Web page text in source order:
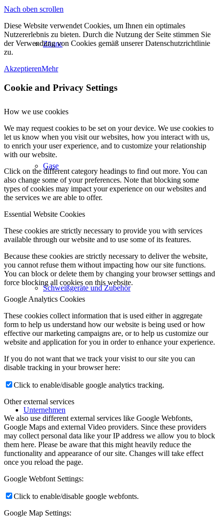
Zäune
Gase
Schweißgeräte und Zubehör
Unternehmen
Nach oben scrollen
Diese Website verwendet Cookies, um Ihnen ein optimales
Nutzererlebnis zu bieten. Durch die Nutzung der Seite stimmen Sie
der Verwendung von Cookies gemäß unserer Datenschutzrichtlinie
zu.
AkzeptierenMehr
Cookie and Privacy Settings
How we use cookies
We may request cookies to be set on your device. We use cookies to
let us know when you visit our websites, how you interact with us,
to enrich your user experience, and to customize your relationship
with our website.
Click on the different category headings to find out more. You can
also change some of your preferences. Note that blocking some
types of cookies may impact your experience on our websites and
the services we are able to offer.
Essential Website Cookies
These cookies are strictly necessary to provide you with services
available through our website and to use some of its features.
Because these cookies are strictly necessary to deliver the website,
you cannot refuse them without impacting how our site functions.
You can block or delete them by changing your browser settings and
force blocking all cookies on this website.
Google Analytics Cookies
These cookies collect information that is used either in aggregate
form to help us understand how our website is being used or how
effective our marketing campaigns are, or to help us customize our
website and application for you in order to enhance your experience.
If you do not want that we track your visist to our site you can
disable tracking in your browser here:
Click to enable/disable google analytics tracking.
Other external services
We also use different external services like Google Webfonts,
Google Maps and external Video providers. Since these providers
may collect personal data like your IP address we allow you to block
them here. Please be aware that this might heavily reduce the
functionality and appearance of our site. Changes will take effect
once you reload the page.
Google Webfont Settings:
Click to enable/disable google webfonts.
Google Map Settings: